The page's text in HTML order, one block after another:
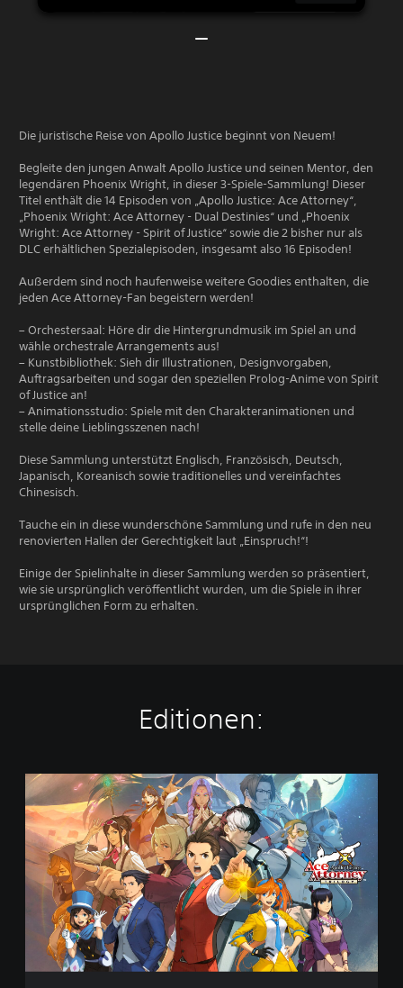
Die juristische Reise von Apollo Justice beginnt von Neuem!
Begleite den jungen Anwalt Apollo Justice und seinen Mentor, den
legendären Phoenix Wright, in dieser 3-Spiele-Sammlung! Dieser
Titel enthält die 14 Episoden von „Apollo Justice: Ace Attorney“,
„Phoenix Wright: Ace Attorney - Dual Destinies“ und „Phoenix
Wright: Ace Attorney - Spirit of Justice“ sowie die 2 bisher nur als
DLC erhältlichen Spezialepisoden, insgesamt also 16 Episoden!
Außerdem sind noch haufenweise weitere Goodies enthalten, die
jeden Ace Attorney-Fan begeistern werden!
– Orchestersaal: Höre dir die Hintergrundmusik im Spiel an und
wähle orchestrale Arrangements aus!
– Kunstbibliothek: Sieh dir Illustrationen, Designvorgaben,
Auftragsarbeiten und sogar den speziellen Prolog-Anime von Spirit
of Justice an!
– Animationsstudio: Spiele mit den Charakteranimationen und
stelle deine Lieblingsszenen nach!
Diese Sammlung unterstützt Englisch, Französisch, Deutsch,
Japanisch, Koreanisch sowie traditionelles und vereinfachtes
Chinesisch.
Tauche ein in diese wunderschöne Sammlung und rufe in den neu
renovierten Hallen der Gerechtigkeit laut „Einspruch!“!
Einige der Spielinhalte in dieser Sammlung werden so präsentiert,
wie sie ursprünglich veröffentlicht wurden, um die Spiele in ihrer
ursprünglichen Form zu erhalten.
Editionen:
A
p
o
l
o
J
c